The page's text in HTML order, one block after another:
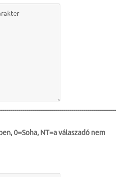
0=Soha, NT=a válaszadó nem